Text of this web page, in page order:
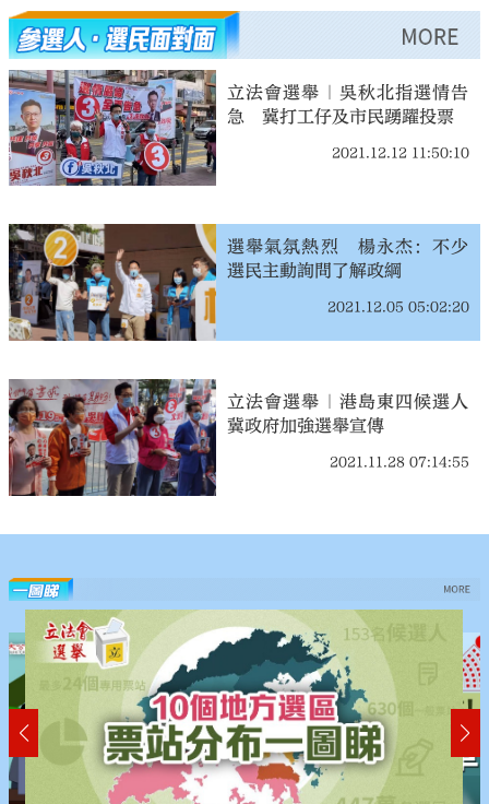
開發土地、增加過渡性房屋數目、提高相關規劃區內住宅用
地的地積比，將已有較成熟交通配套的綠化地改劃為住宅用
地等，是四名候選人建言獻策的重點。
more
立法會選舉｜吳秋北指選情告
急 冀打工仔及市民踴躍投票
2021.12.12 11:50:10
選舉氣氛熱烈 楊永杰：不少
選民主動詢問了解政綱
2021.12.05 05:02:20
立法會選舉｜港島東四候選人
冀政府加強選舉宣傳
2021.11.28 07:14:55